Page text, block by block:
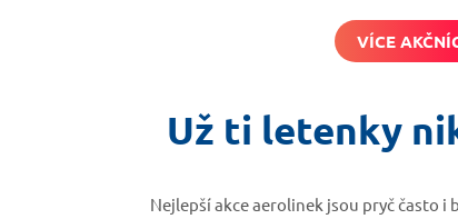
VÍCE
Už ti letenky
Nejlepší akce aerolinek jsou pryč často